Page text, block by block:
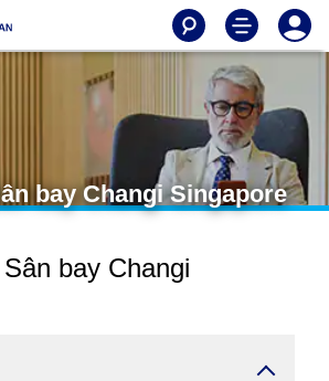
bay Changi Singapore
bay Changi